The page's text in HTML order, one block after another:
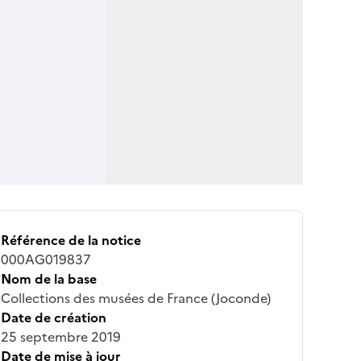
Référence de la notice
000AG019837
Nom de la base
Collections des musées de France (Joconde)
Date de création
25 septembre 2019
Date de mise à jour